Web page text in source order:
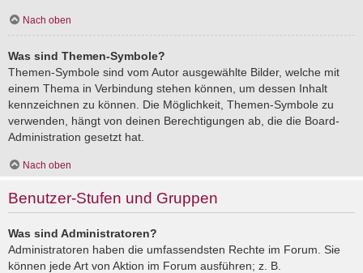
Nach oben
Was sind Themen-Symbole?
Themen-Symbole sind vom Autor ausgewählte Bilder, welche mit
einem Thema in Verbindung stehen können, um dessen Inhalt
kennzeichnen zu können. Die Möglichkeit, Themen-Symbole zu
verwenden, hängt von deinen Berechtigungen ab, die die Board-
Administration gesetzt hat.
Nach oben
Benutzer-Stufen und Gruppen
Was sind Administratoren?
Administratoren haben die umfassendsten Rechte im Forum. Sie
können jede Art von Aktion im Forum ausführen; z. B.